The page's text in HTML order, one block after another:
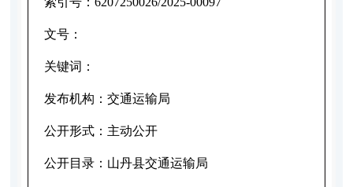
文号：
关键词：
发布机构： 交通运输局
公开形式： 主动公开
公开目录： 山丹县交通运输局